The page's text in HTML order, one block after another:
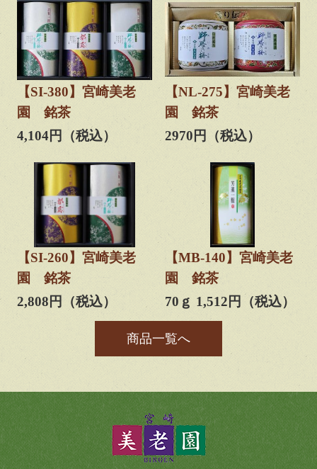
【SI-380】宮崎美老
園 銘茶
4,104円（税込）
【NL-275】宮崎美老
園 銘茶
2970円（税込）
【SI-260】宮崎美老
園 銘茶
2,808円（税込）
【MB-140】宮崎美老
園 銘茶
70ｇ 1,512円（税込）
商品一覧へ